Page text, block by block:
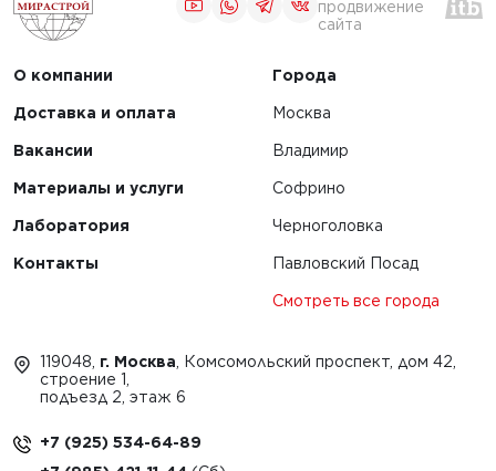
продвижение
сайта
О компании
Доставка и оплата
Вакансии
Материалы и услуги
Лаборатория
Контакты
Города
Москва
Владимир
Софрино
Черноголовка
Павловский Посад
Смотреть все города
119048, г. Москва , Комсомольский проспект, дом 42,
строение 1,
подъезд 2, этаж 6
+7 (925) 534-64-89